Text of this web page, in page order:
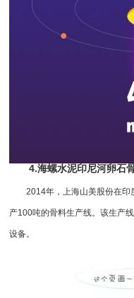
4.海螺水泥印尼河卵石
2014年，上海山美股份在印
产100吨的骨料生产线。该生产
设备。